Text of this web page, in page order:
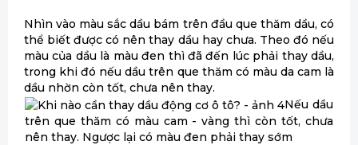
Nhìn vào màu sắc dầu bám trên đầu que thăm dầu, có
thể biết được có nên thay dầu hay chưa. Theo đó nếu
màu của dầu là màu đen thì đã đến lúc phải thay dầu,
trong khi đó nếu dầu trên que thăm có màu da cam là
dầu nhờn còn tốt, chưa nên thay.
Nếu dầu
trên que thăm có màu cam - vàng thì còn tốt, chưa
nên thay. Ngược lại có màu đen phải thay sớm